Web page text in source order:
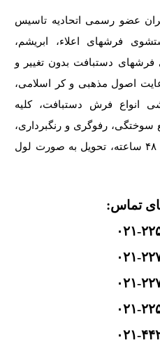
عضو رسمی اتحادیه تاسیس
فرشهای اعلاء، ابریشم،
دستبافت بدون تغییر و
اصول مذهبی و کر اسلامی،
انواع فرش دستبافت، کلیه
رفوگری و رنگبرداری،
سرویس سراسر تهران – تحویل ۴۸ ساعته، تحویل به صورت لول
تماس: